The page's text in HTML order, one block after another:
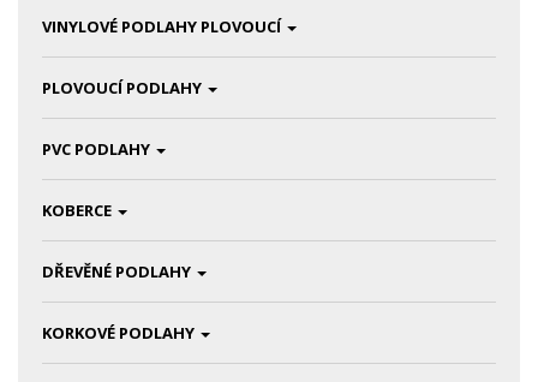
VINYLOVÉ PODLAHY PLOVOUCÍ
PLOVOUCÍ PODLAHY
PVC PODLAHY
KOBERCE
DŘEVĚNÉ PODLAHY
KORKOVÉ PODLAHY